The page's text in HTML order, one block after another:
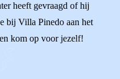
heeft gevraagd of hij
bij Villa Pinedo aan het
kom op voor jezelf!